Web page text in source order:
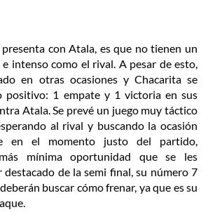
con Atala, es que no tienen un
intenso como el rival. A pesar de esto,
en otras ocasiones y Chacarita se
positivo: 1 empate y 1 victoria en sus
Atala. Se prevé un juego muy táctico
al rival y buscando la ocasión
en el momento justo del partido,
mínima oportunidad que se les
destacado de la semi final, su número 7
buscar cómo frenar, ya que es su